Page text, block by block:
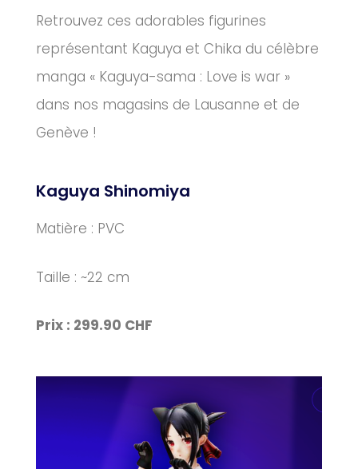
Retrouvez ces adorables figurines
représentant Kaguya et Chika du célèbre
manga « Kaguya-sama : Love is war »
dans nos magasins de Lausanne et de
Genève !
Kaguya Shinomiya
Matière : PVC
Taille : ~22 cm
Prix : 299.90 CHF